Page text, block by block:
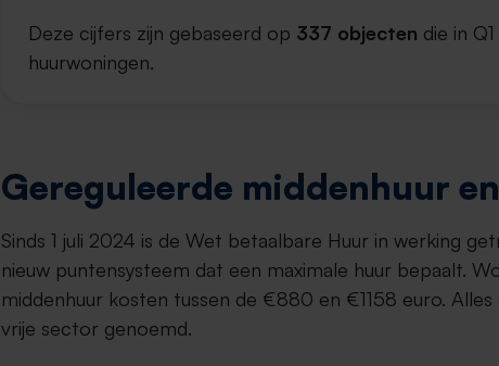
Deze cijfers zijn gebaseerd op 337 objecten die in
huurwoningen.
Gereguleerde middenhuur
Sinds 1 juli 2024 is de Wet betaalbare Huur in werking
nieuw puntensysteem dat een maximale huur bepaalt.
middenhuur kosten tussen de €880 en €1158 euro.
vrije sector genoemd.